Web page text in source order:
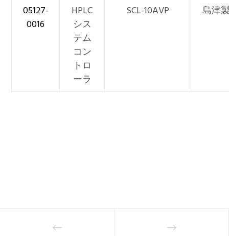
05127-
0016
HPLC
シス
テム
コン
トロ
ーラ
SCL-10AVP 島津